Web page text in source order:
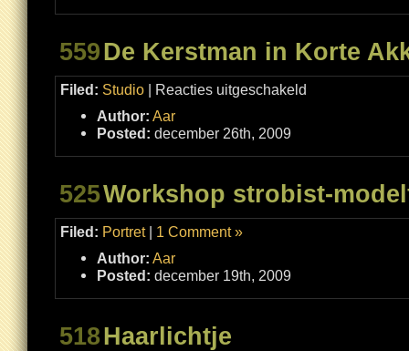
559De Kerstman in Korte
Filed: Studio | Reacties uitgeschakeld
Author: Aar
Posted: december 26th, 2009
525Workshop strobist-
Filed: Portret| 1 Comment »
Author: Aar
Posted: december 19th, 2009
518Haarlichtje